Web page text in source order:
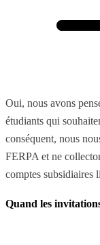
Oui, nous avons
étudiants qui
conséquent, nous
FERPA et ne
comptes subsidiaires
Quand les